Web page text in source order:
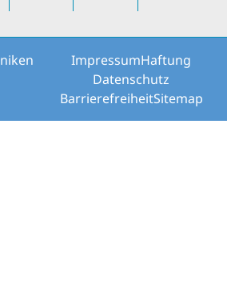
ImpressumHaftung
Datenschutz
BarrierefreiheitSitemap
den gesperrten Inhalt.